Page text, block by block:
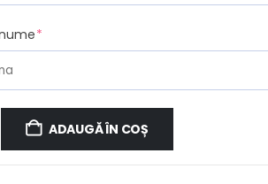
*(required)
ADAUGĂ ÎN COȘ